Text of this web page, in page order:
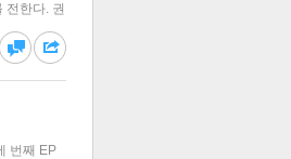
달기 하기
댓글 공유
전한다. 권
번째 EP